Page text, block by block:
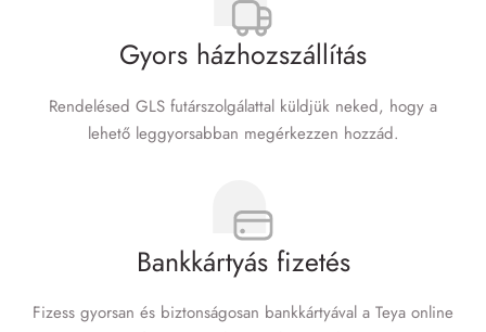
Gyors házhozszállítás
Rendelésed GLS futár­szolgálattal küldjük neked, hogy a
lehető leggyorsabban megérkezzen hozzád.
Bankkártyás fizetés
Fizess gyorsan és biztonságosan bankkártyával a Teya online